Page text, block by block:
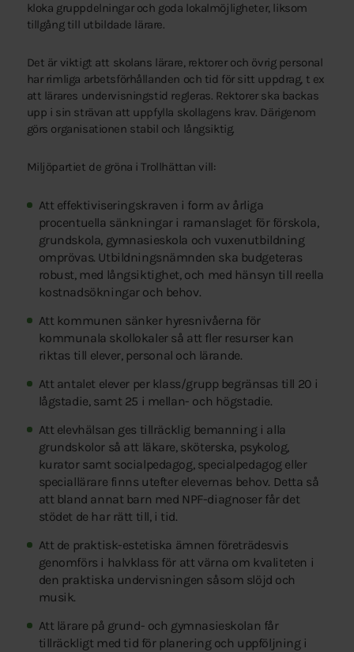
kloka gruppdelningar och goda lokalmöjligheter, liksom
tillgång till utbildade lärare.
Det är viktigt att skolans lärare, rektorer och övrig personal
har rimliga arbetsförhållanden och tid för sitt uppdrag, t ex
att lärares undervisningstid regleras. Rektorer ska backas
upp i sin strävan att uppfylla skollagens krav. Därigenom
görs organisationen stabil och långsiktig.
Miljöpartiet de gröna i Trollhättan vill:
Att effektiviseringskraven i form av årliga
procentuella sänkningar i ramanslaget för förskola,
grundskola, gymnasieskola och vuxenutbildning
omprövas. Utbildningsnämnden ska budgeteras
robust, med långsiktighet, och med hänsyn till reella
kostnadsökningar och behov.
Att kommunen sänker hyresnivåerna för
kommunala skollokaler så att fler resurser kan
riktas till elever, personal och lärande.
Att antalet elever per klass/grupp begränsas till 20 i
lågstadie, samt 25 i mellan- och högstadie.
Att elevhälsan ges tillräcklig bemanning i alla
grundskolor så att läkare, sköterska, psykolog,
kurator samt socialpedagog, specialpedagog eller
speciallärare finns utefter elevernas behov. Detta så
att bland annat barn med NPF-diagnoser får det
stödet de har rätt till, i tid.
Att de praktisk-estetiska ämnen företrädesvis
genomförs i halvklass för att värna om kvaliteten i
den praktiska undervisningen såsom slöjd och
musik.
Att lärare på grund- och gymnasieskolan får
tillräckligt med tid för planering och uppföljning i